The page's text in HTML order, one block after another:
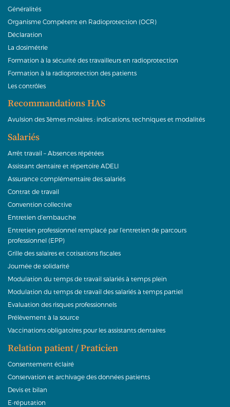
Généralités
Organisme Compétent en Radioprotection (OCR)
Déclaration
La dosimétrie
Formation à la sécurité des travailleurs en radioprotection
Formation à la radioprotection des patients
Les contrôles
Recommandations HAS
Avulsion des 3èmes molaires : indications, techniques et modalités
Salariés
Arrêt travail – Absences répétées
Assistant dentaire et répertoire ADELI
Assurance complémentaire des salariés
Contrat de travail
Convention collective
Entretien d’embauche
Entretien professionnel remplacé par l’entretien de parcours
professionnel (EPP)
Grille des salaires et cotisations fiscales
Journée de solidarité
Modulation du temps de travail salariés à temps plein
Modulation du temps de travail des salariés à temps partiel
Evaluation des risques professionnels
Prélèvement à la source
Vaccinations obligatoires pour les assistants dentaires
Relation patient / Praticien
Consentement éclairé
Conservation et archivage des données patients
Devis et bilan
E-réputation